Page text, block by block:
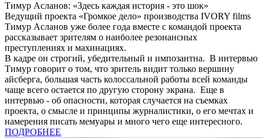
Тимур Асланов: «Здесь каждая история - это шок»
Ведущий проекта «Громкое дело» производства IVORY films
Тимур Асланов уже более года вместе с командой проекта
рассказывает зрителям о наиболее резонансных
преступлениях и махинациях.
В кадре он строгий, убедительный и импозантна. В интервью
Тимур говорит о том, что зритель видит только вершину
айсберга, большая часть колоссальной работы всей команды
чаще всего остается по другую сторону экрана. Еще в
интервью - об опасности, которая случается на съемках
проекта, о смысле и принципы журналистики, о его мечтах и ​​
намерения писать мемуары и много чего еще интересного.
ПОДРОБНЕЕ